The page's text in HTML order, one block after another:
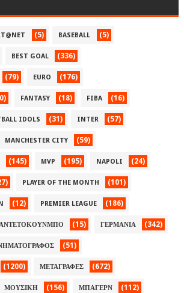
(5) BASEBALL (5)
BEST GOAL (336)
(79) EURO (176)
FANTASY (18) FIBA (16)
IDOLS (31) INTER (57)
MANCHESTER CITY (59)
(145) MVP (195) NAPOLI (24)
PLAYER OF THE MONTH (101)
(12) PREMIER LEAGUE (186)
(15) ΓΕΡΜΑΝΙΑ (342)
(51)
(1200) ΜΕΤΑΓΡΑΦΕΣ (672)
ΜΟΥΣΙΚΗ (156) ΜΠΑΓΕΡΝ (112)